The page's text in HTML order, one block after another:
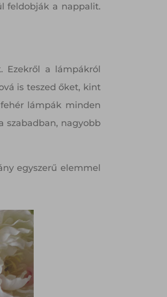
feldobják a nappalit.
Ezekről a lámpákról
is teszed őket, kint
lámpák minden
szabadban, nagyobb
egyszerű elemmel